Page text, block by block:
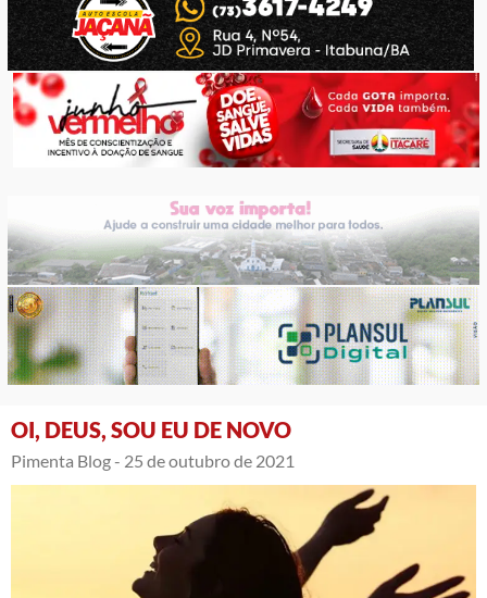
OI, DEUS, SOU EU DE NOVO
Pimenta Blog - 25 de outubro de 2021